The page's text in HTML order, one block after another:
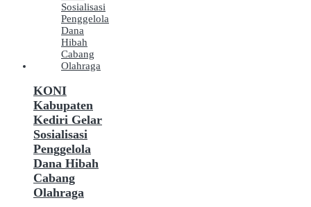
KONI
Kabupaten
Kediri Gelar
Sosialisasi
Penggelola
Dana Hibah
Cabang
Olahraga